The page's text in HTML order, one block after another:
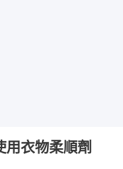
用衣物柔順劑